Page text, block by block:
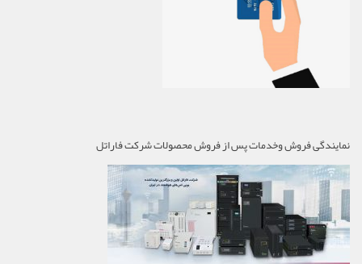
نمایندگی فروش وخدمات پس از فروش محصولات شرکت فاراتل